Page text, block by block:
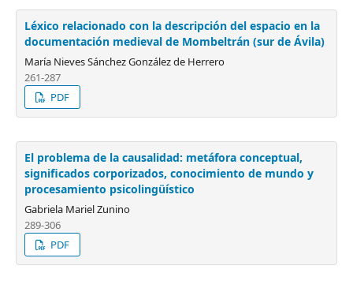
Léxico relacionado con la descripción del espacio en la
documentación medieval de Mombeltrán (sur de Ávila)
María Nieves Sánchez González de Herrero
261-287
PDF
El problema de la causalidad: metáfora conceptual,
significados corporizados, conocimiento de mundo y
procesamiento psicolingüístico
Gabriela Mariel Zunino
289-306
PDF